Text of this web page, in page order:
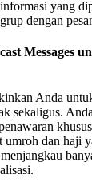
yang
dengan
Messages
Anda
sekaligus.
umroh dan haji